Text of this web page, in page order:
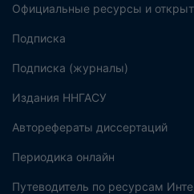
Официальные ресурсы и
Подписка
Подписка (журналы)
Издания ННГАСУ
Авторефераты диссертаций
Периодика онлайн
Путеводитель по ресурсам